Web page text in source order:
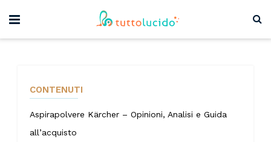
CONTENUTI
Aspirapolvere Kärcher – Opinioni, Analisi e Guida
all’acquisto